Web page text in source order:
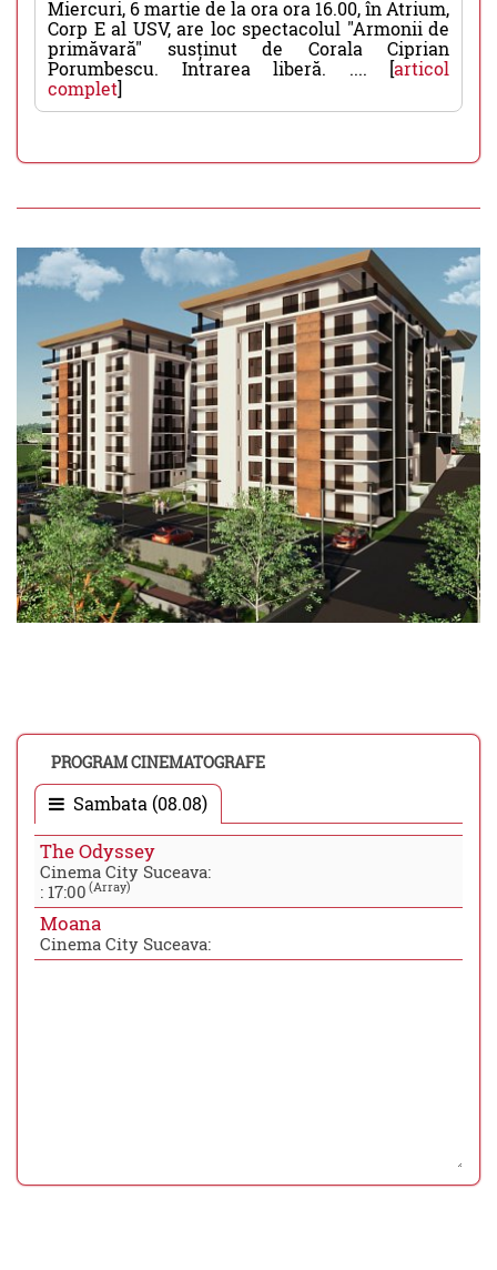
Miercuri, 6 martie de la ora ora 16.00, în Atrium,
Corp E al USV, are loc spectacolul "Armonii de
primăvară" susținut de Corala Ciprian
Porumbescu. Intrarea liberă. .... [articol
complet]
PROGRAM CINEMATOGRAFE
Sambata (08.08)
The Odyssey
Cinema City Suceava:
: 17:00 (Array)
Moana
Cinema City Suceava: